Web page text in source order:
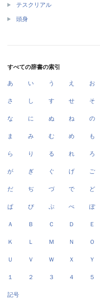
テスクリアル
頭身
すべての辞書の索引
あ い う え お
さ し す せ そ
な に ぬ ね の
ま み む め も
ら り る れ ろ
が ぎ ぐ げ ご
だ ぢ づ で ど
ぱ ぴ ぷ ぺ ぽ
Ａ Ｂ Ｃ Ｄ Ｅ
Ｋ Ｌ Ｍ Ｎ Ｏ
Ｕ Ｖ Ｗ Ｘ Ｙ
１ ２ ３ ４ ５
記号